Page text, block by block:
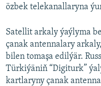
özbek telekanallaryna
Satellit arkaly ýaýlyma
çanak antennalary
bilen tomaşa edilýär.
Türkiýäniň “Digiturk”
kartlaryny çanak